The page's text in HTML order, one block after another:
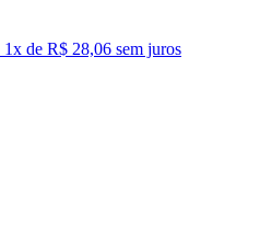
1x de R$ 28,06 sem juros